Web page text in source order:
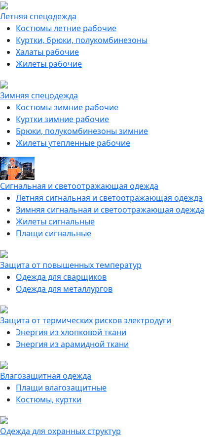
Летняя спецодежда
Костюмы летние рабочие
Куртки, брюки, полукомбинезоны
Халаты рабочие
Жилеты рабочие
Зимняя спецодежда
Костюмы зимние рабочие
Куртки зимние рабочие
Брюки, полукомбинезоны зимние
Жилеты утепленные рабочие
Сигнальная и светоотражающая одежда
Летняя сигнальная и светоотражающая одежда
Зимняя сигнальная и светоотражающая одежда
Жилеты сигнальные
Плащи сигнальные
Защита от повышенных температур
Одежда для сварщиков
Одежда для металлургов
Защита от термических рисков электродуги
Энергия из хлопковой ткани
Энергия из арамидной ткани
Влагозащитная одежда
Плащи влагозащитные
Костюмы, куртки
Одежда для охранных структур